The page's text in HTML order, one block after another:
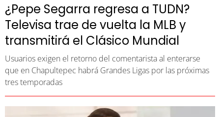
¿Pepe Segarra regresa a TUDN?
Televisa trae de vuelta la MLB y
transmitirá el Clásico Mundial
Usuarios exigen el retorno del comentarista al enterarse
que en Chapultepec habrá Grandes Ligas por las próximas
tres temporadas